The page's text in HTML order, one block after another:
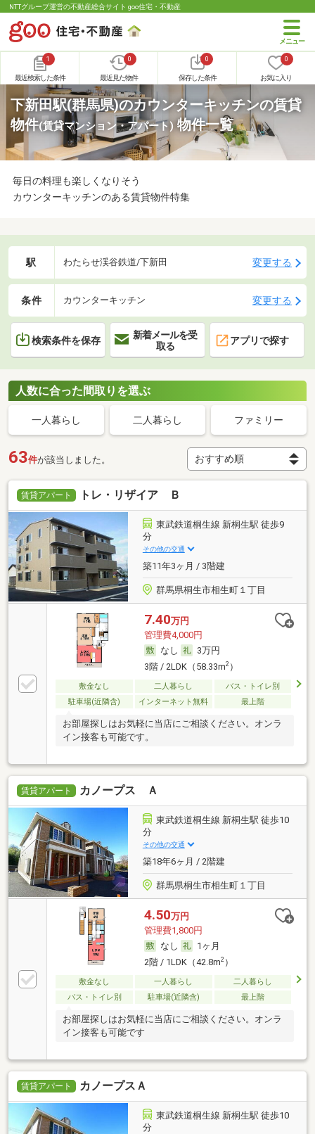
NTTグループ運営の不動産総合サイト goo住宅・不動産
1
最近検索した条件
0
最近見た物件
0
保存した条件
0
お気に入り
下新田駅(群馬県)のカウンターキッチンの賃貸
物件(賃貸マンション・アパート)物件一覧
毎日の料理も楽しくなりそう
カウンターキッチンのある賃貸物件特集
駅 わたらせ渓谷鉄道/下新田 変更する
条件 カウンターキッチン 変更する
検索条件を保存
新着メールを受
取る
アプリで探す
人数に合った間取りを選ぶ
一人暮らし 二人暮らし ファミリー
63件が該当しました。
賃貸アパート トレ・リザイア Ｂ
東武鉄道桐生線 新桐生駅 徒歩9
分
その他の交通
築11年3ヶ月 / 3階建
群馬県桐生市相生町１丁目
7.40万円
管理費4,000円
なし
3万円
3階 / 2LDK（58.33m2）
敷金なし 二人暮らし
バス・トイレ別
駐車場(近隣含)
インターネット無料 最上階
お部屋探しはお気軽に当店にご相談ください。オンラ
イン接客も可能です。
賃貸アパート カノープス Ａ
東武鉄道桐生線 新桐生駅 徒歩10
分
その他の交通
築18年6ヶ月 / 2階建
群馬県桐生市相生町１丁目
4.50万円
管理費1,800円
なし
1ヶ月
2階 / 1LDK（42.8m2）
敷金なし 一人暮らし
二人暮らし
バス・トイレ別
駐車場(近隣含) 最上階
お部屋探しはお気軽に当店にご相談ください。オンラ
イン接客も可能です
賃貸アパート カノープスＡ
東武鉄道桐生線 新桐生駅 徒歩10
分